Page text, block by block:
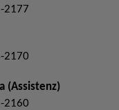
2177
2170
(Assistenz)
2160